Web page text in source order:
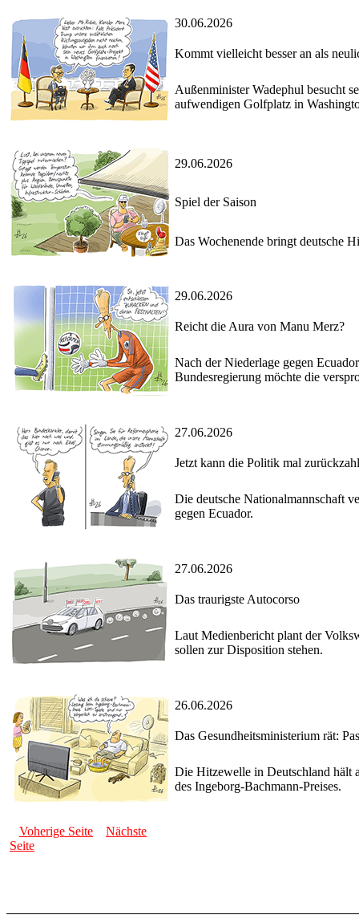
30.06.2026
Kommt vielleicht besser an als
Außenminister Wadephul besucht
aufwendigen Golfplatz in
29.06.2026
Spiel der Saison
Das Wochenende bringt deutsche
29.06.2026
Reicht die Aura von Manu Merz?
Nach der Niederlage gegen
Bundesregierung möchte die
27.06.2026
Jetzt kann die Politik mal
Die deutsche Nationalmannschaft
gegen Ecuador.
27.06.2026
Das traurigste Autocorso
Laut Medienbericht plant der
sollen zur Disposition stehen.
26.06.2026
Das Gesundheitsministerium rät:
Die Hitzewelle in Deutschland hält
des Ingeborg-Bachmann-Preises.
Voherige Seite
Nächste
Seite